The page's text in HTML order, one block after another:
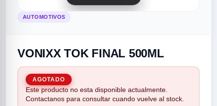
categorias
AUTOMOTIVOS
VONIXX TOK FINAL 500ML
AGOTADO
Este producto no esta disponible actualmente.
Contactanos para consultar cuando vuelve al stock.